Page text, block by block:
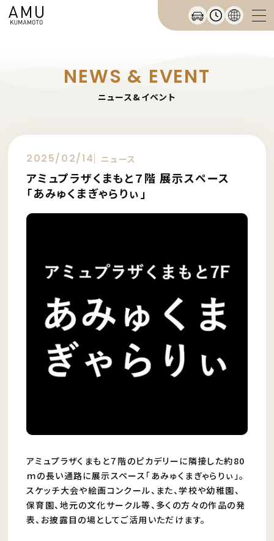
NEWS & EVENT
ニュース&イベント
2025/02/14 ニュース
アミュプラザくまもと７階 展示スペース
「あみゅくまぎゃらりぃ」
アミュプラザくまもと７階のピカデリーに隣接した約80
ｍの長い通路に展示スペース「あみゅくまぎゃらりぃ」。
スケッチ大会や絵画コンクール、また、学校や幼稚園、
保育園、地元の文化サークル等、多くの方々の作品の発
表、お披露目の場としてご活用いただけます。